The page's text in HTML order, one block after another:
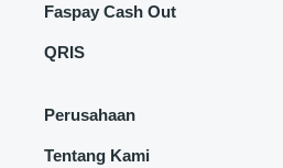
Faspay Cash Out
QRIS
Perusahaan
Tentang Kami